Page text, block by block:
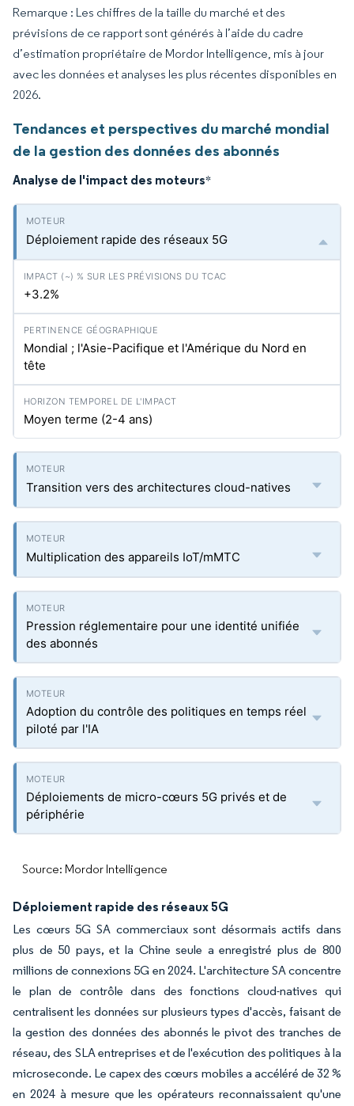
Remarque : Les chiffres de la taille du marché et des
prévisions de ce rapport sont générés à l’aide du cadre
d’estimation propriétaire de Mordor Intelligence, mis à jour
avec les données et analyses les plus récentes disponibles en
2026.
Tendances et perspectives du marché mondial
de la gestion des données des abonnés
Analyse de l'impact des moteurs*
Déploiement rapide des réseaux 5G
+3.2%
Mondial ; l'Asie-Pacifique et l'Amérique du Nord en
tête
Moyen terme (2-4 ans)
Transition vers des architectures cloud-natives
Multiplication des appareils IoT/mMTC
Pression réglementaire pour une identité unifiée
des abonnés
Adoption du contrôle des politiques en temps réel
piloté par l'IA
Déploiements de micro-cœurs 5G privés et de
périphérie
Source: Mordor Intelligence
Déploiement rapide des réseaux 5G
Les cœurs 5G SA commerciaux sont désormais actifs dans
plus de 50 pays, et la Chine seule a enregistré plus de 800
millions de connexions 5G en 2024. L'architecture SA concentre
le plan de contrôle dans des fonctions cloud-natives qui
centralisent les données sur plusieurs types d'accès, faisant de
la gestion des données des abonnés le pivot des tranches de
réseau, des SLA entreprises et de l'exécution des politiques à la
microseconde. Le capex des cœurs mobiles a accéléré de 32 %
en 2024 à mesure que les opérateurs reconnaissaient qu'une